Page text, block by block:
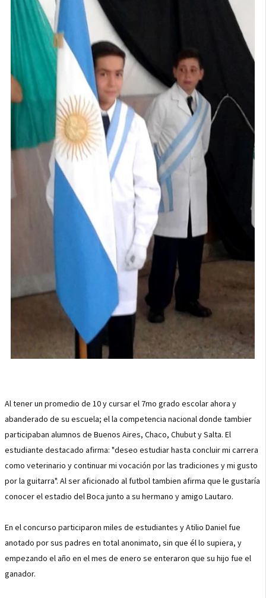
Al tener un promedio de 10 y cursar el 7mo grado escolar ahora y
abanderado de su escuela; el la competencia nacional donde tambier
participaban alumnos de Buenos Aires, Chaco, Chubut y Salta. El
estudiante destacado afirma: "deseo estudiar hasta concluir mi carrera
como veterinario y continuar mi vocación por las tradiciones y mi gusto
por la guitarra". Al ser aficionado al futbol tambien afirma que le gustaría
conocer el estadio del Boca junto a su hermano y amigo Lautaro.
En el concurso participaron miles de estudiantes y Atilio Daniel fue
anotado por sus padres en total anonimato, sin que él lo supiera, y
empezando el año en el mes de enero se enteraron que su hijo fue el
ganador.